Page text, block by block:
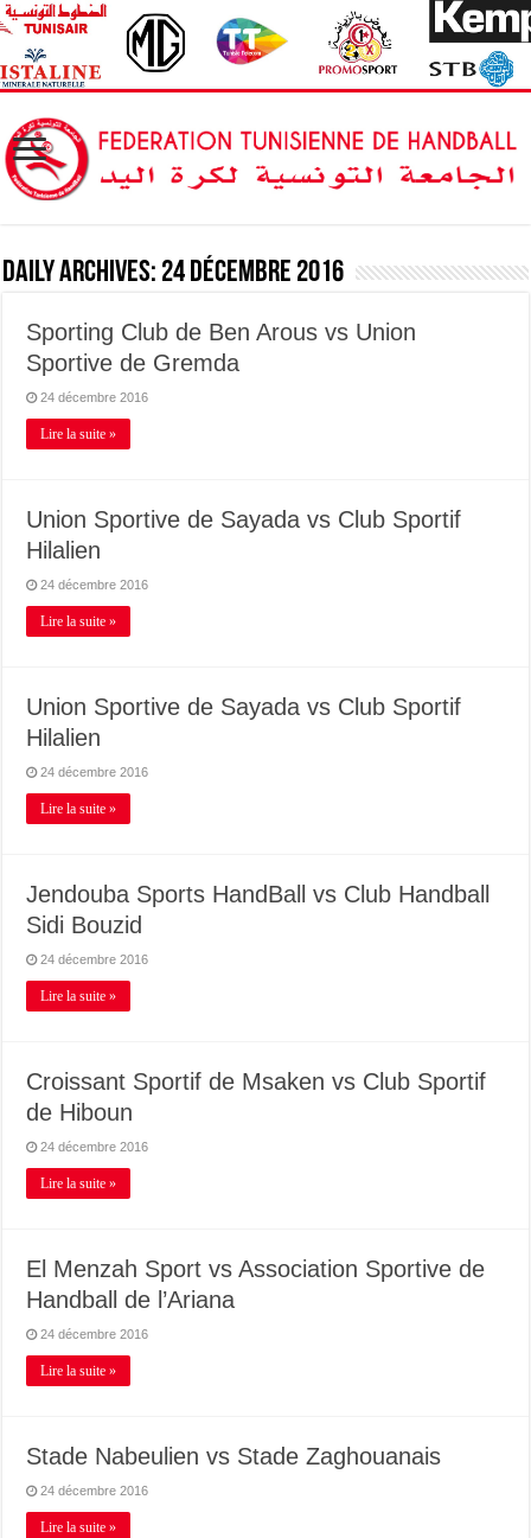
Daily Archives: 24 décembre 2016
Sporting Club de Ben Arous vs Union
Sportive de Gremda
24 décembre 2016
Lire la suite »
Union Sportive de Sayada vs Club Sportif
Hilalien
24 décembre 2016
Lire la suite »
Union Sportive de Sayada vs Club Sportif
Hilalien
24 décembre 2016
Lire la suite »
Jendouba Sports HandBall vs Club Handball
Sidi Bouzid
24 décembre 2016
Lire la suite »
Croissant Sportif de Msaken vs Club Sportif
de Hiboun
24 décembre 2016
Lire la suite »
El Menzah Sport vs Association Sportive de
Handball de l’Ariana
24 décembre 2016
Lire la suite »
Stade Nabeulien vs Stade Zaghouanais
24 décembre 2016
Lire la suite »